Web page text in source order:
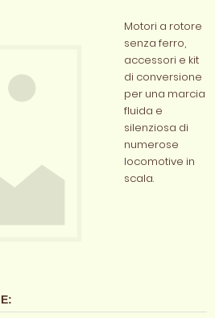
Motori a rotore
senza ferro,
accessori e kit
di conversione
per una marcia
fluida e
silenziosa di
numerose
locomotive in
scala.